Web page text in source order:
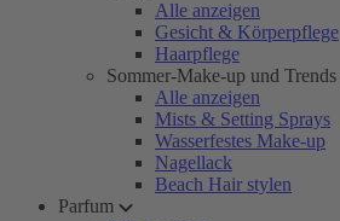
Alle anzeigen
Gesicht & Körperpflege
Haarpflege
Sommer-Make-up und Trends
Alle anzeigen
Mists & Setting Sprays
Wasserfestes Make-up
Nagellack
Beach Hair stylen
Parfum